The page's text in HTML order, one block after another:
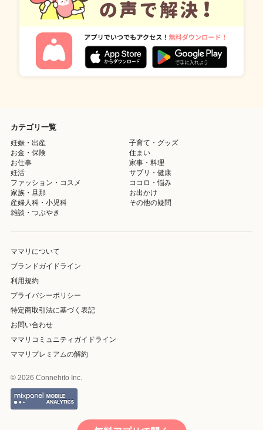
カテゴリ一覧
妊娠・出産
子育て・グッズ
お金・保険
住まい
お仕事
家事・料理
妊活
サプリ・健康
ファッション・コスメ
ココロ・悩み
家族・旦那
お出かけ
産婦人科・小児科
その他の疑問
雑談・つぶやき
ママリについて
ブランドガイドライン
利用規約
プライバシーポリシー
特定商取引法に基づく表記
お問い合わせ
ママリコミュニティガイドライン
ママリプレミアムの解約
© 2026 Connehito Inc.